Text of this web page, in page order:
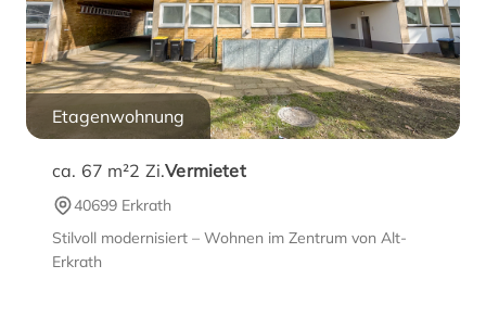
Etagenwohnung
Vermietet
ca. 67 m²2 Zi.
40699 Erkrath
Stilvoll modernisiert – Wohnen im Zentrum von Alt-
Erkrath